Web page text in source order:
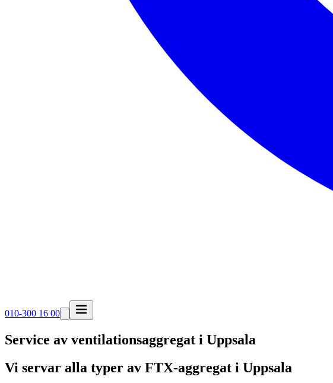
010-300 16 00
Service av ventilationsaggregat i Uppsala
Vi servar alla typer av FTX-aggregat i Uppsala